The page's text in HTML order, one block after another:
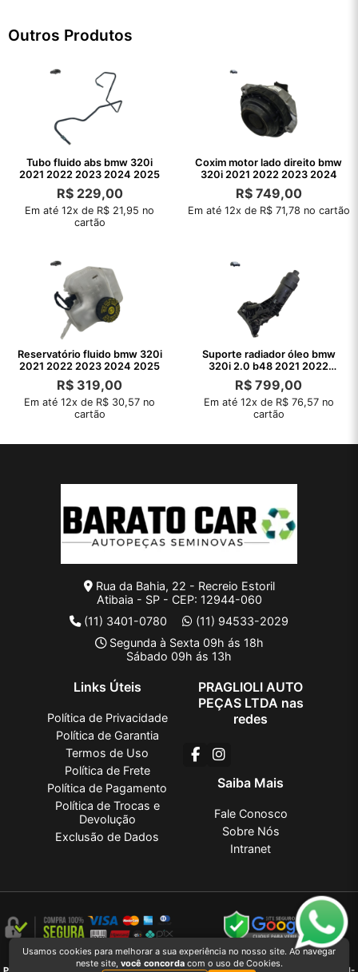
Outros Produtos
Tubo fluido abs bmw 320i
2021 2022 2023 2024 2025
R$229,00
Em até 12x de R$ 21,95 no
cartão
Coxim motor lado direito bmw
320i 2021 2022 2023 2024
R$749,00
Em até 12x de R$ 71,78 no cartão
Reservatório fluido bmw 320i
2021 2022 2023 2024 2025
R$ 319,00
Em até 12x de R$ 30,57 no
cartão
Suporte radiador óleo bmw
320i 2.0 b48 2021 2022
2023 2024
R$ 799,00
Em até 12x de R$ 76,57 no
cartão
Rua da Bahia, 22 - Recreio Estoril
Atibaia - SP - CEP: 12944-060
(11) 3401-0780
(11) 94533-2029
Segunda à Sexta 09h ás 18h
Sábado 09h ás 13h
Links Úteis
Política de Privacidade
Política de Garantia
Termos de Uso
Política de Frete
Política de Pagamento
Política de Trocas e
Devolução
Exclusão de Dados
PRAGLIOLI AUTO
PEÇAS LTDA nas
redes
Saiba Mais
Fale Conosco
Sobre Nós
Intranet
PRAGLIOLI AUTO PEÇAS LTDA 2026 CREATED BYVAAPT
Usamos cookies para melhorar a sua experiência no nosso site. Ao navegar
neste site, você concordacom o uso de Cookies.